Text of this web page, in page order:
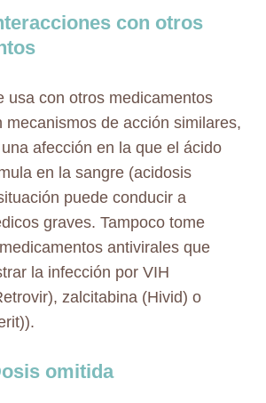
con otros
usa con otros medicamentos
mecanismos de acción similares,
afección en la que el ácido
en la sangre (acidosis
puede conducir a
graves. Tampoco tome
antivirales que
la infección por VIH
zalcitabina (Hivid) o
omitida